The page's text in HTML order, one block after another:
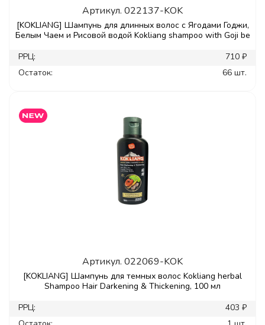
Артикул. 022137-KOK
[KOKLIANG] Шампунь для длинных волос с Ягодами Годжи,
Белым Чаем и Рисовой водой Kokliang shampoo with Goji be
РРЦ:
710 ₽
Остаток:
66 шт.
Артикул. 022069-KOK
[KOKLIANG] Шампунь для темных волос Kokliang herbal
Shampoo Hair Darkening & Thickening, 100 мл
РРЦ:
403 ₽